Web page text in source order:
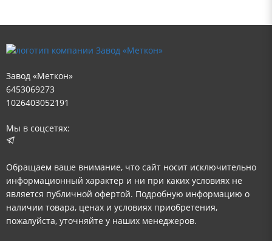
Завод «Меткон»
6453069273
1026403052191
Мы в соцсетях:
Обращаем ваше внимание, что сайт носит исключительно
информационный характер и ни при каких условиях не
является публичной офертой. Подробную информацию о
наличии товара, ценах и условиях приобретения,
пожалуйста, уточняйте у наших менеджеров.